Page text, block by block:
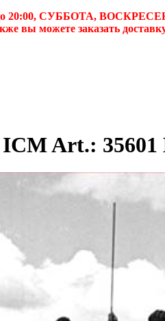
до 20:00, СУББОТА,
вы можете заказать
Art.: